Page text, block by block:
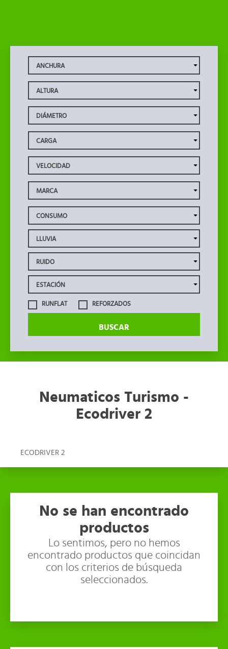
RUNFLAT REFORZADOS
BUSCAR
Neumaticos Turismo -
Ecodriver 2
ECODRIVER 2
No se han encontrado
productos
Lo sentimos, pero no hemos
encontrado productos que coincidan
con los criterios de búsqueda
seleccionados.